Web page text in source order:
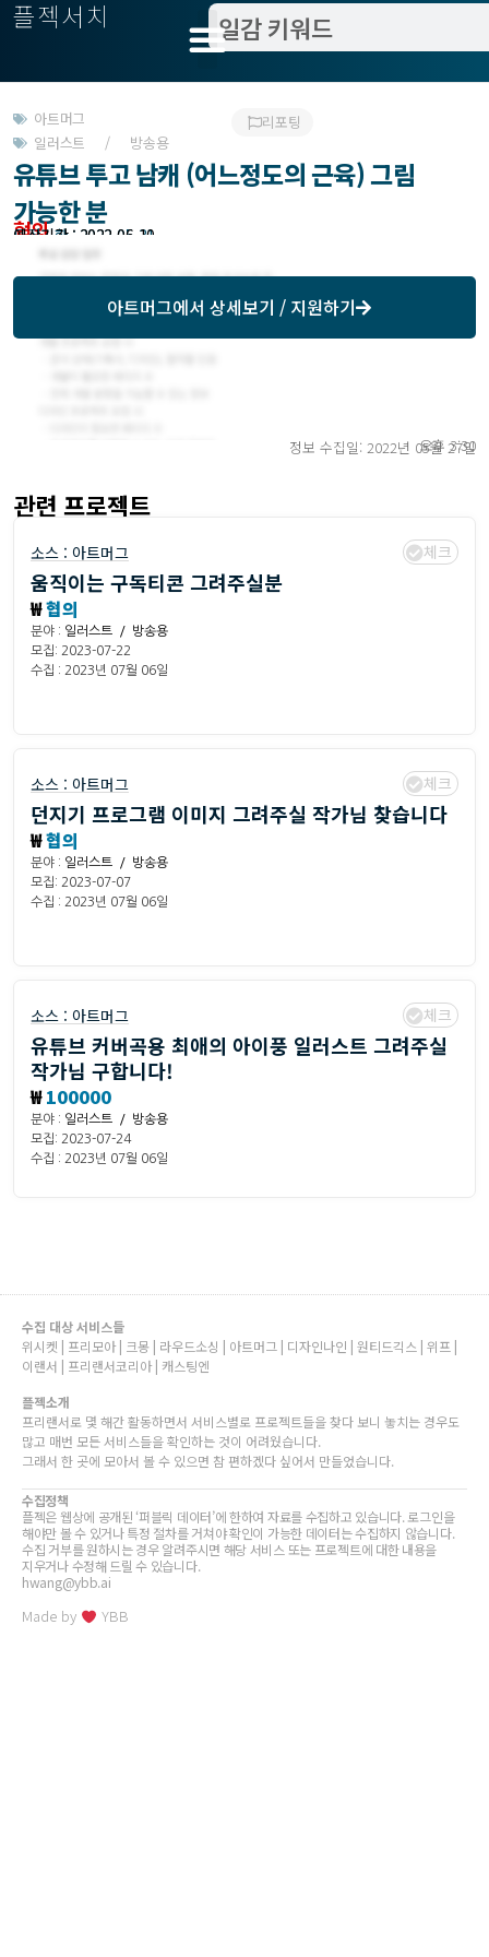
플젝서치
아트머그
일러스트 / 방송용
리포팅
유튜브 투고 남캐 (어느정도의 근육) 그림
가능한 분
협의
모집기한 : 2022-05-31
예상기간 : 2022-06-10
아트머그에서 상세보기 / 지원하기
정보 수집일: 2022년 05월 27일
오후 3:30
관련 프로젝트
소스 : 아트머그 체크
움직이는 구독티콘 그려주실분
₩협의
분야 : 일러스트 / 방송용
모집: 2023-07-22
수집 : 2023년 07월 06일
소스 : 아트머그 체크
던지기 프로그램 이미지 그려주실 작가님 찾습니다
₩협의
분야 : 일러스트 / 방송용
모집: 2023-07-07
수집 : 2023년 07월 06일
소스 : 아트머그 체크
유튜브 커버곡용 최애의 아이풍 일러스트 그려주실
작가님 구합니다!
₩100000
분야 : 일러스트 / 방송용
모집: 2023-07-24
수집 : 2023년 07월 06일
수집 대상 서비스들
위시켓 | 프리모아 | 크몽 | 라우드소싱 | 아트머그 | 디자인나인 | 원티드긱스 | 위프 |
이랜서 | 프리랜서코리아 | 캐스팅엔
플젝소개
프리랜서로 몇 해간 활동하면서 서비스별로 프로젝트들을 찾다 보니 놓치는 경우도
많고 매번 모든 서비스들을 확인하는 것이 어려웠습니다.
그래서 한 곳에 모아서 볼 수 있으면 참 편하겠다 싶어서 만들었습니다.
수집정책
플젝은 웹상에 공개된 ‘퍼블릭 데이터’에 한하여 자료를 수집하고 있습니다. 로그인을
해야만 볼 수 있거나 특정 절차를 거쳐야 확인이 가능한 데이터는 수집하지 않습니다.
수집 거부를 원하시는 경우 알려주시면 해당 서비스 또는 프로젝트에 대한 내용을
지우거나 수정해 드릴 수 있습니다.
hwang@ybb.ai
Made by YBB